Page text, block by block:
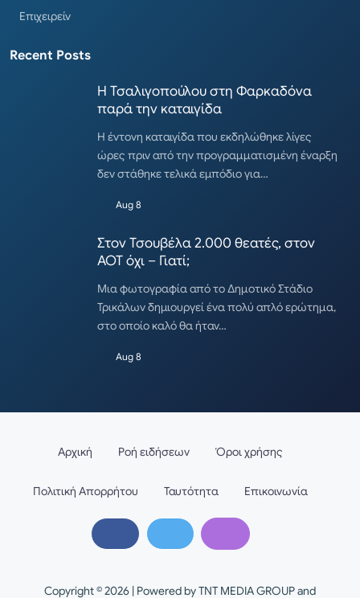
Επιχειρείν
Recent Posts
Η Τσαλιγοπούλου στη Φαρκαδόνα
παρά την καταιγίδα
Η έντονη καταιγίδα που εκδηλώθηκε λίγες
ώρες πριν από την προγραμματισμένη έναρξη
δεν στάθηκε τελικά εμπόδιο για…
Aug 8
Στον Τσουβέλα 2.000 θεατές, στον
ΑΟΤ όχι – Γιατί;
Μια φωτογραφία από το Δημοτικό Στάδιο
Τρικάλων δημιουργεί ένα πολύ απλό ερώτημα,
στο οποίο καλό θα ήταν…
Aug 8
Copyright © 2026 | Powered by TNT MEDIA GROUP and
Αρχική Ροή ειδήσεων Όροι χρήσης
Πολιτική Απορρήτου Ταυτότητα Επικοινωνία